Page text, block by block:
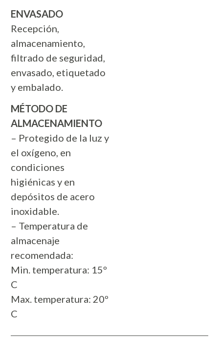
ENVASADO
Recepción,
almacenamiento,
filtrado de seguridad,
envasado, etiquetado
y embalado.
MÉTODO DE
ALMACENAMIENTO
– Protegido de la luz y
el oxígeno, en
condiciones
higiénicas y en
depósitos de acero
inoxidable.
– Temperatura de
almacenaje
recomendada:
Min. temperatura: 15º
C
Max. temperatura: 20º
C